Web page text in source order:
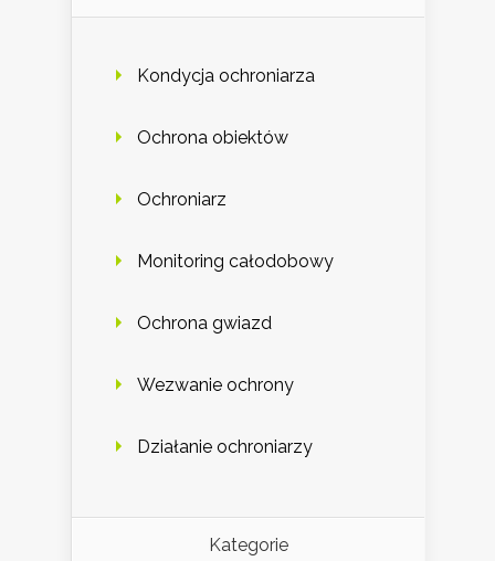
Kondycja ochroniarza
Ochrona obiektów
Ochroniarz
Monitoring całodobowy
Ochrona gwiazd
Wezwanie ochrony
Działanie ochroniarzy
Kategorie